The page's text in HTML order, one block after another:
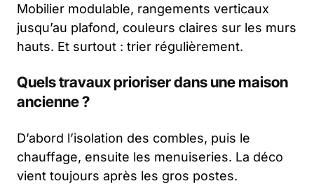
Mobilier modulable, rangements verticaux
jusqu’au plafond, couleurs claires sur les murs
hauts. Et surtout : trier régulièrement.
Quels travaux prioriser dans une maison
ancienne ?
D’abord l’isolation des combles, puis le
chauffage, ensuite les menuiseries. La déco
vient toujours après les gros postes.